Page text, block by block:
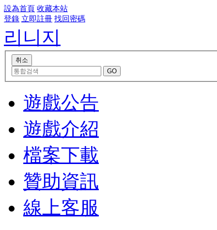
設為首頁 收藏本站
登錄 立即註冊 找回密碼
리니지
遊戲公告
遊戲介紹
檔案下載
贊助資訊
線上客服